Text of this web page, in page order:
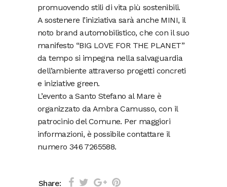
promuovendo stili di vita più sostenibili.
A sostenere l’iniziativa sarà anche MINI, il
noto brand automobilistico, che con il suo
manifesto “BIG LOVE FOR THE PLANET”
da tempo si impegna nella salvaguardia
dell’ambiente attraverso progetti concreti
e iniziative green.
L’evento a Santo Stefano al Mare è
organizzato da Ambra Camusso, con il
patrocinio del Comune. Per maggiori
informazioni, è possibile contattare il
numero 346 7265588.
Share: